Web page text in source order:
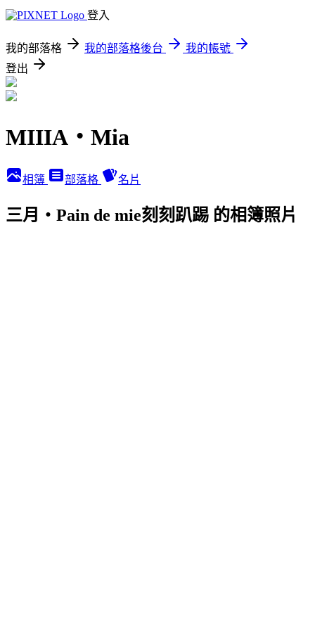
登入
我的部落格 我的部落格後台
我的帳號
登出
MIIIA‧Mia
相簿 部落格 名片
三月‧Pain de mie刻刻趴踢 的相簿照片